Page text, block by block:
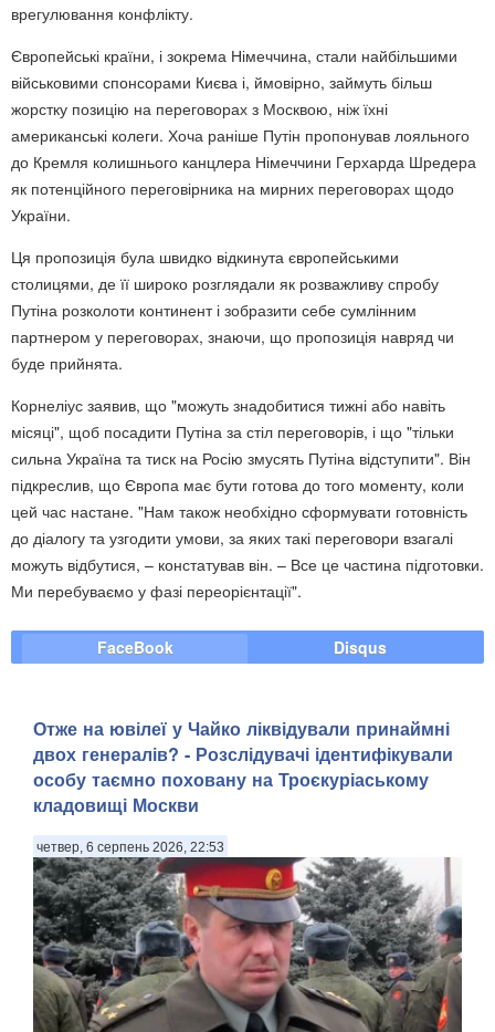
врегулювання конфлікту.
Європейські країни, і зокрема Німеччина, стали найбільшими
військовими спонсорами Києва і, ймовірно, займуть більш
жорстку позицію на переговорах з Москвою, ніж їхні
американські колеги. Хоча раніше Путін пропонував лояльного
до Кремля колишнього канцлера Німеччини Герхарда Шредера
як потенційного переговірника на мирних переговорах щодо
України.
Ця пропозиція була швидко відкинута європейськими
столицями, де її широко розглядали як розважливу спробу
Путіна розколоти континент і зобразити себе сумлінним
партнером у переговорах, знаючи, що пропозиція навряд чи
буде прийнята.
Корнеліус заявив, що "можуть знадобитися тижні або навіть
місяці", щоб посадити Путіна за стіл переговорів, і що "тільки
сильна Україна та тиск на Росію змусять Путіна відступити". Він
підкреслив, що Європа має бути готова до того моменту, коли
цей час настане. "Нам також необхідно сформувати готовність
до діалогу та узгодити умови, за яких такі переговори взагалі
можуть відбутися, – констатував він. – Все це частина підготовки.
Ми перебуваємо у фазі переорієнтації".
FaceBook Disqus
Отже на ювілеї у Чайко ліквідували принаймні
двох генералів? - Розслідувачі ідентифікували
особу таємно поховану на Троєкуріаському
кладовищі Москви
четвер, 6 серпень 2026, 22:53